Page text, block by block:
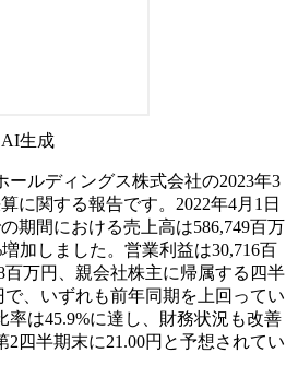
AI生成
ールディングス株式会社の2023年3
に関する報告です。2022年4月1日
期間における売上高は586,749百万
加しました。営業利益は30,716百
百万円、親会社株主に帰属する四半
で、いずれも前年同期を上回ってい
率は45.9%に達し、財務状況も改善
2四半期末に21.00円と予想されてい